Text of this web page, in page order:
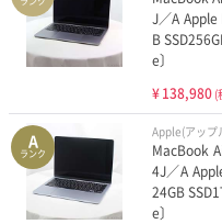
J／A
B
e〕
¥138,980 (
A
ランク
Apple(アップ
MacBook
4J／A
24GB
e〕